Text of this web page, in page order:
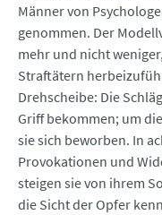
Männer von
genommen. Der
mehr und nicht
Straftätern
Drehscheibe: Die Schläger wollen ihre Aggression in den
Griff bekommen; um
sie sich beworben. In
Provokationen und
steigen sie von ihrem
die Sicht der Opfer